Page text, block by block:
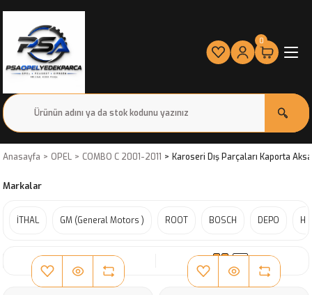
0
Anasayfa OPEL COMBO C 2001-2011 Karoseri Dış Parçaları Kaporta
Markalar
İTHAL GM (General Motors ) ROOT BOSCH DEPO